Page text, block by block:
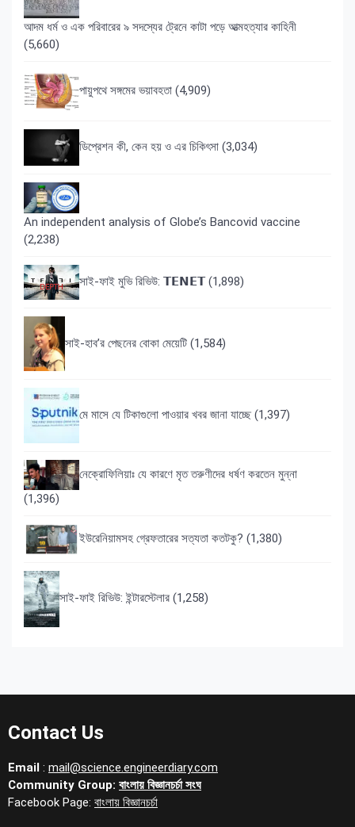
আদম ধর্ম ও এক পরিবারের ৯ সদস্যের ট্রেনে কাটা পড়ে আত্মহত্যার কাহিনী
(5,660)
পায়ুপথে সঙ্গমের ভয়াবহতা (4,909)
ডিপ্রেশন কী, কেন হয় ও এর চিকিৎসা (3,034)
An independent analysis of Globe’s Bancovid vaccine
(2,238)
সাই-ফাই মুভি রিভিউ: 𝗧𝗘𝗡𝗘𝗧 (1,898)
সাই-হাব’র পেছনের বোকা মেয়েটি (1,584)
মে মাসে যে টিকাগুলো পাওয়ার খবর জানা যাচ্ছে (1,397)
নেক্রোফিলিয়াঃ যে কারণে মৃত তরুণীদের ধর্ষণ করতেন মুন্না
(1,396)
ইউরেনিয়ামসহ গ্রেফতারের সত্যতা কতটকু? (1,380)
সাই-ফাই রিভিউ: ইন্টারস্টেলার (1,258)
Contact Us
Email : mail@science.engineerdiary.com
Community Group: বাংলায় বিজ্ঞানচর্চা সংঘ
Facebook Page: বাংলায় বিজ্ঞানচর্চা